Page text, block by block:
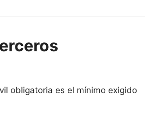
obligatoria es el mínimo exigido